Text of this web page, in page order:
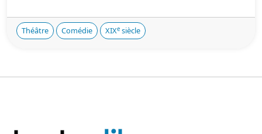
Théâtre Comédie XIXe siècle